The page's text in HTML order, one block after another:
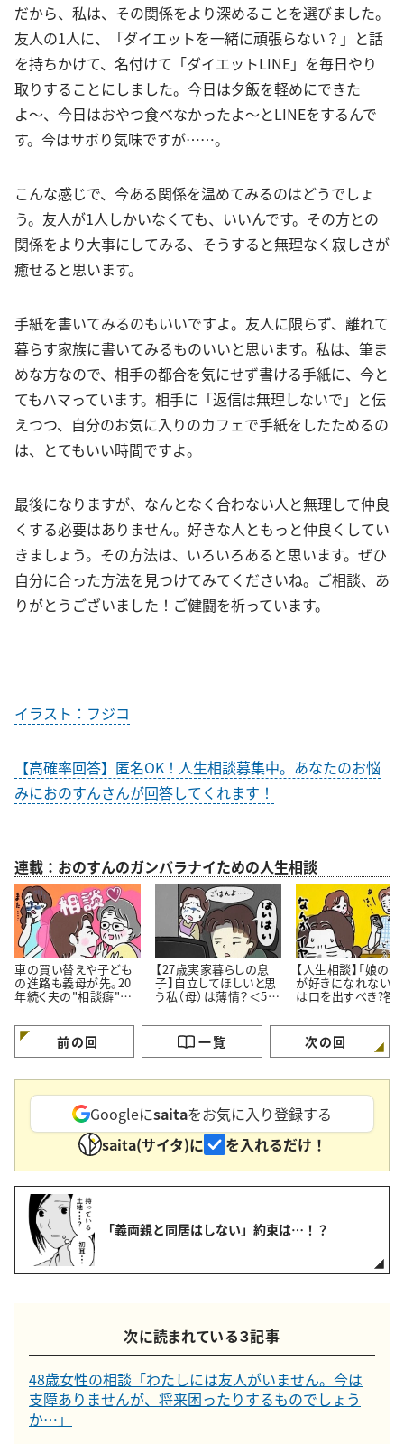
だから、私は、その関係をより深めることを選びました。
友人の1人に、「ダイエットを一緒に頑張らない？」と話
を持ちかけて、名付けて「ダイエットLINE」を毎日やり
取りすることにしました。今日は夕飯を軽めにできた
よ〜、今日はおやつ食べなかったよ〜とLINEをするんで
す。今はサボり気味ですが……。
こんな感じで、今ある関係を温めてみるのはどうでしょ
う。友人が1人しかいなくても、いいんです。その方との
関係をより大事にしてみる、そうすると無理なく寂しさが
癒せると思います。
手紙を書いてみるのもいいですよ。友人に限らず、離れて
暮らす家族に書いてみるものいいと思います。私は、筆ま
めな方なので、相手の都合を気にせず書ける手紙に、今と
てもハマっています。相手に「返信は無理しないで」と伝
えつつ、自分のお気に入りのカフェで手紙をしたためるの
は、とてもいい時間ですよ。
最後になりますが、なんとなく合わない人と無理して仲良
くする必要はありません。好きな人ともっと仲良くしてい
きましょう。その方法は、いろいろあると思います。ぜひ
自分に合った方法を見つけてみてくださいね。ご相談、あ
りがとうございました！ご健闘を祈っています。
イラスト：フジコ
【高確率回答】匿名OK！人生相談募集中。あなたのお悩
みにおのすんさんが回答してくれます！
連載：おのすんのガンバラナイための人生相談
車の買い替えや子ども
の進路も義母が先。20
年続く夫の"相談癖"に
【27歳実家暮らしの息
子】自立してほしいと思
う私（母）は薄情？＜50
【人生相談】「娘の
が好きになれない…
は口を出すべき?答
前の回 一覧 次の回
Googleにsaitaをお気に入り登録する
saita(サイタ)に
を入れるだけ！
「義両親と同居はしない」約束は…！？
次に読まれている３記事
48歳女性の相談「わたしには友人がいません。今は
支障ありませんが、将来困ったりするものでしょう
か…」